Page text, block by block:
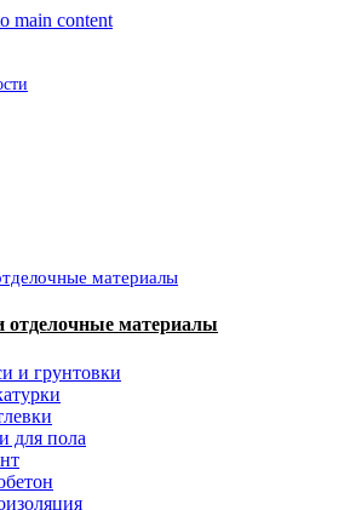
main content
материалы
отделочные материалы
и грунтовки
для пола